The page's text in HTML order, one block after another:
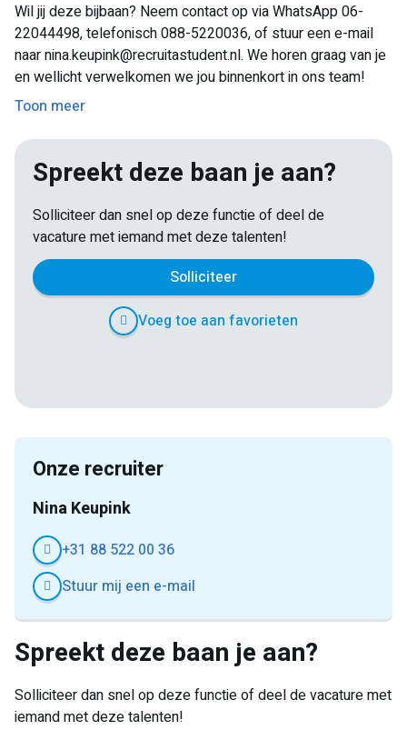
Wil jij deze bijbaan? Neem contact op via WhatsApp 06-
22044498, telefonisch 088-5220036, of stuur een e-mail
naar nina.keupink@recruitastudent.nl. We horen graag van je
en wellicht verwelkomen we jou binnenkort in ons team!
Toon meer
Spreekt deze baan je aan?
Solliciteer dan snel op deze functie of deel de
vacature met iemand met deze talenten!
Solliciteer
Voeg toe aan favorieten
Onze recruiter
Nina Keupink
+31 88 522 00 36
Stuur mij een e-mail
Spreekt deze baan je aan?
Solliciteer dan snel op deze functie of deel de vacature met
iemand met deze talenten!